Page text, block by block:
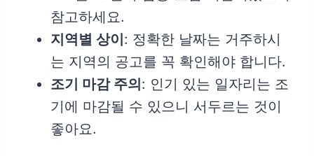
참고하세요.
지역별 상이: 정확한 날짜는 거주하시
는 지역의 공고를 꼭 확인해야 합니다.
조기 마감 주의: 인기 있는 일자리는 조
기에 마감될 수 있으니 서두르는 것이
좋아요.